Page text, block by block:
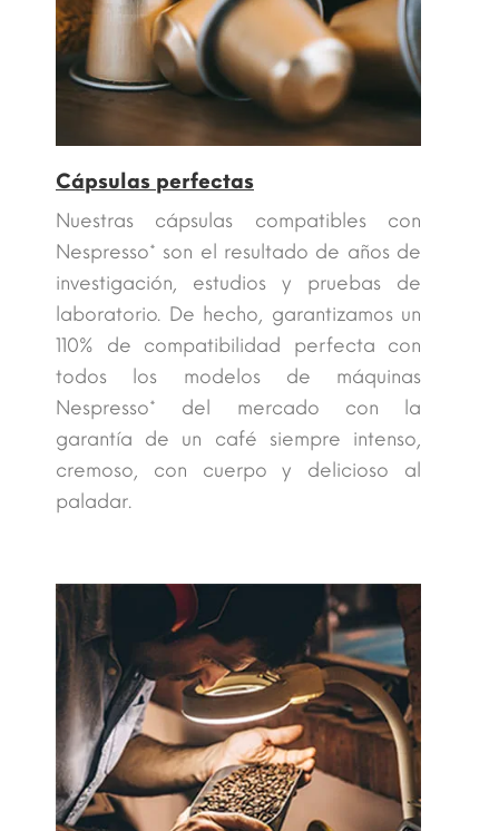
Cápsulas perfectas
Nuestras cápsulas compatibles con
Nespresso* son el resultado de años de
investigación, estudios y pruebas de
laboratorio. De hecho, garantizamos un
110% de compatibilidad perfecta con
todos los modelos de máquinas
Nespresso* del mercado con la
garantía de un café siempre intenso,
cremoso, con cuerpo y delicioso al
paladar.